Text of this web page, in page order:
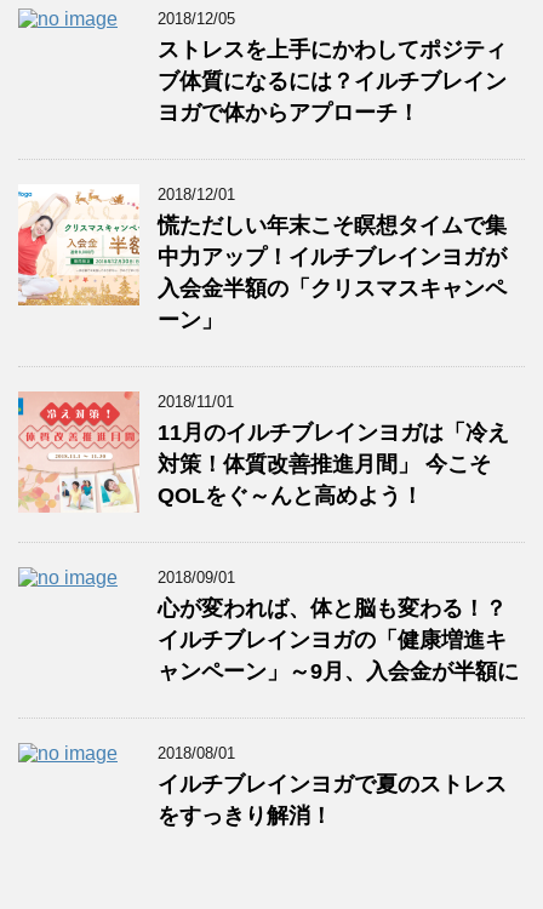
2018/12/05
ストレスを上手にかわしてポジティ
ブ体質になるには？イルチブレイン
ヨガで体からアプローチ！
2018/12/01
慌ただしい年末こそ瞑想タイムで集
中力アップ！イルチブレインヨガが
入会金半額の「クリスマスキャンペ
ーン」
2018/11/01
11月のイルチブレインヨガは「冷え
対策！体質改善推進月間」 今こそ
QOLをぐ～んと高めよう！
2018/09/01
心が変われば、体と脳も変わる！？
イルチブレインヨガの「健康増進キ
ャンペーン」～9月、入会金が半額に
2018/08/01
イルチブレインヨガで夏のストレス
をすっきり解消！